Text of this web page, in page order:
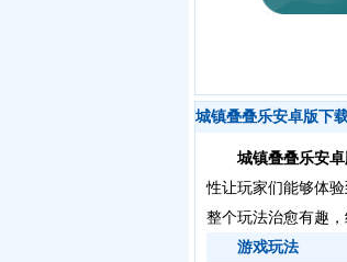
城镇叠叠乐安卓版下
城镇叠叠乐安
性让玩家们能够体
整个玩法治愈有趣
游戏玩法